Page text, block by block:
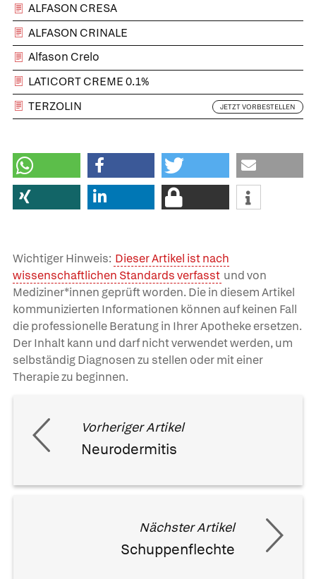
ALFASON CRESA
ALFASON CRINALE
Alfason Crelo
LATICORT CREME 0.1%
TERZOLIN
JETZT VORBESTELLEN
Wichtiger Hinweis: Dieser Artikel ist nach
wissenschaftlichen Standards verfasst und von
Mediziner*innen geprüft worden. Die in diesem Artikel
kommunizierten Informationen können auf keinen Fall
die professionelle Beratung in Ihrer Apotheke ersetzen.
Der Inhalt kann und darf nicht verwendet werden, um
selbständig Diagnosen zu stellen oder mit einer
Therapie zu beginnen.
Vorheriger Artikel
Neurodermitis
Nächster Artikel
Schuppenflechte